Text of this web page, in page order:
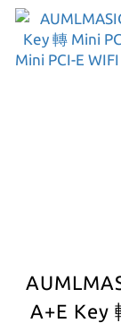
A+E Key